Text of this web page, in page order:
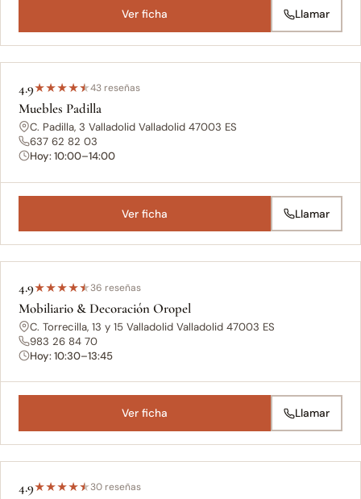
Ver ficha Llamar
4.9★★★★★43 reseñas
Muebles Padilla
C. Padilla, 3 Valladolid Valladolid 47003 ES
637 62 82 03
Hoy: 10:00–14:00
Ver ficha Llamar
4.9★★★★★36 reseñas
Mobiliario & Decoración Oropel
C. Torrecilla, 13 y 15 Valladolid Valladolid 47003 ES
983 26 84 70
Hoy: 10:30–13:45
Ver ficha Llamar
4.9★★★★★30 reseñas